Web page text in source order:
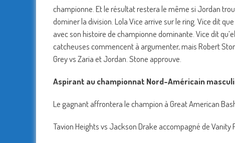
championne. Et le résultat restera le même si Jordan
dominer la division. Lola Vice arrive sur le ring. Vice dit
avec son histoire de championne dominante. Vice dit
catcheuses commencent à argumenter, mais Robert
Grey vs Zaria et Jordan. Stone approuve.
Aspirant au championnat Nord-Américain
Le gagnant affrontera le champion à Great American
Tavion Heights vs Jackson Drake accompagné de Vanity